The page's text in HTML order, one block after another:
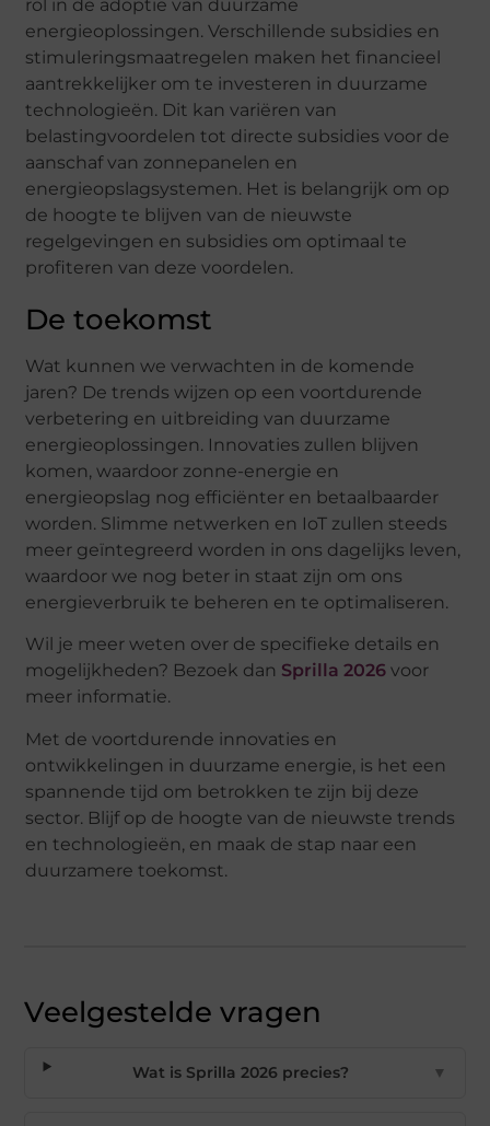
rol in de adoptie van duurzame
energieoplossingen. Verschillende subsidies en
stimuleringsmaatregelen maken het financieel
aantrekkelijker om te investeren in duurzame
technologieën. Dit kan variëren van
belastingvoordelen tot directe subsidies voor de
aanschaf van zonnepanelen en
energieopslagsystemen. Het is belangrijk om op
de hoogte te blijven van de nieuwste
regelgevingen en subsidies om optimaal te
profiteren van deze voordelen.
De toekomst
Wat kunnen we verwachten in de komende
jaren? De trends wijzen op een voortdurende
verbetering en uitbreiding van duurzame
energieoplossingen. Innovaties zullen blijven
komen, waardoor zonne-energie en
energieopslag nog efficiënter en betaalbaarder
worden. Slimme netwerken en IoT zullen steeds
meer geïntegreerd worden in ons dagelijks leven,
waardoor we nog beter in staat zijn om ons
energieverbruik te beheren en te optimaliseren.
Wil je meer weten over de specifieke details en
mogelijkheden? Bezoek dan Sprilla 2026 voor
meer informatie.
Met de voortdurende innovaties en
ontwikkelingen in duurzame energie, is het een
spannende tijd om betrokken te zijn bij deze
sector. Blijf op de hoogte van de nieuwste trends
en technologieën, en maak de stap naar een
duurzamere toekomst.
Veelgestelde vragen
Wat is Sprilla 2026 precies? ▼